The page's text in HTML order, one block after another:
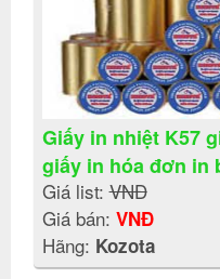
Giấy in nhiệt K57
giấy in hóa đơn in
Giá list:VNĐ
Giá bán: VNĐ
Hãng: Kozota